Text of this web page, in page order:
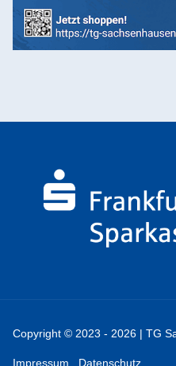
Copyright © 2023 - 2026 | TG
Impressum Datenschutz